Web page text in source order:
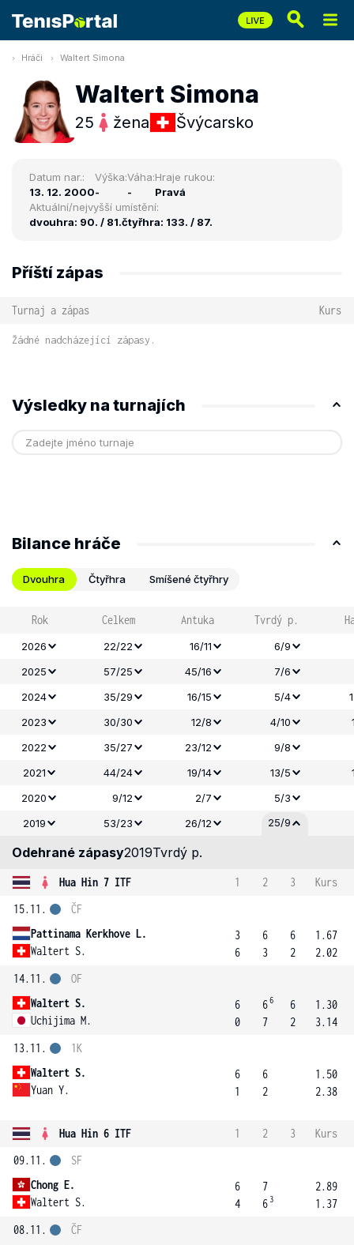
Hráči Waltert Simona
Waltert Simona
25 žena Švýcarsko
Datum nar.:
13. 12. 2000
Výška:
-
Váha:
-
Hraje rukou:
Pravá
Aktuální/nejvyšší umístění:
dvouhra: 90. / 81.čtyřhra: 133. / 87.
Příští zápas
Turnaj a zápas Kurs
Žádné nadcházející zápasy.
Výsledky na turnajích
Bilance hráče
Dvouhra Čtyřhra Smíšené čtyřhry
Rok Celkem Antuka Tvrdý p.
2026 22/22 16/11
6/9
2025
57/25 45/16
7/6
2024
35/29 16/15 5/4
2023
30/30 12/8 4/10
2022
35/27 23/12
9/8
2021
44/24 19/14 13/5
2020
9/12 2/7
5/3
2019
53/23 26/12 25/9
Odehrané zápasy2019Tvrdý p.
Hua Hin 7 ITF 1 2 3
Kurs
15.11.
Pattinama Kerkhove L.
Waltert S.
ČF
3
6
6
3
6
2
1.67
2.02
14.11.
Waltert S.
Uchijima M.
OF
6
0
66
7
6
2
1.30
3.14
13.11.
Waltert S.
Yuan Y.
1K
6
1
6
2
1.50
2.38
Hua Hin 6 ITF 1 2 3
Kurs
09.11.
Chong E.
Waltert S.
SF
6
4
7
6 3
2.89
1.37
08.11.
ČF